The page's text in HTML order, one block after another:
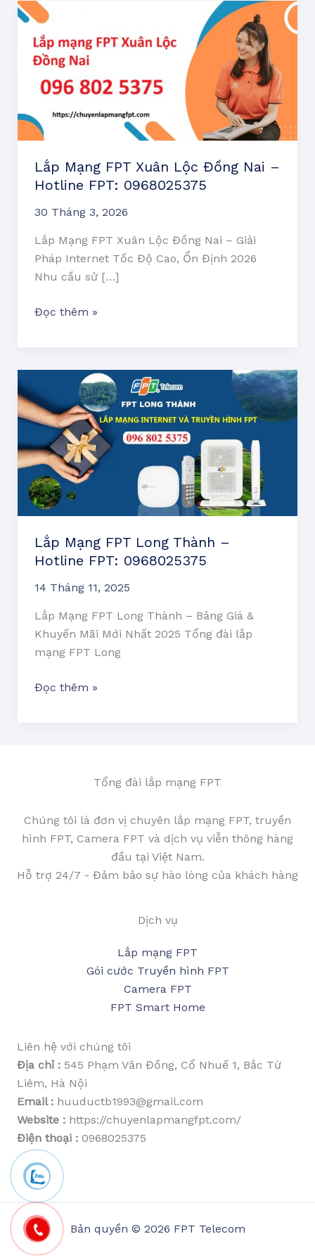
Lắp Mạng FPT Xuân Lộc Đồng Nai –
Hotline FPT: 0968025375
30 Tháng 3, 2026
Lắp Mạng FPT Xuân Lộc Đồng Nai – Giải
Pháp Internet Tốc Độ Cao, Ổn Định 2026
Nhu cầu sử […]
Lắp
Mạng
FPT
Xuân
Lộc
Nai
–
FPT:
0968025375
Đọc thêm »
Lắp Mạng FPT Long Thành –
Hotline FPT: 0968025375
14 Tháng 11, 2025
Lắp Mạng FPT Long Thành – Bảng Giá &
Khuyến Mãi Mới Nhất 2025 Tổng đài lắp
mạng FPT Long
Mạng
FPT
Long
Thành
–
Hotline
FPT:
Đọc thêm »
Tổng đài lắp mạng FPT
Chúng tôi là đơn vị chuyên lắp mạng FPT, truyền
hình FPT, Camera FPT và dịch vụ viễn thông hàng
đầu tại Việt Nam.
Hỗ trợ 24/7 - Đảm bảo sự hào lòng của khách hàng
Dịch vụ
Lắp mạng FPT
Gói cước Truyền hình FPT
Camera FPT
FPT Smart Home
Liên hệ với chúng tôi
Địa chỉ : 545 Phạm Văn Đồng, Cổ Nhuế 1, Bắc Từ
Liêm, Hà Nội
Email : huuductb1993@gmail.com
Website : https://chuyenlapmangfpt.com/
Điện thoại : 0968025375
Bản quyền © 2026 FPT Telecom